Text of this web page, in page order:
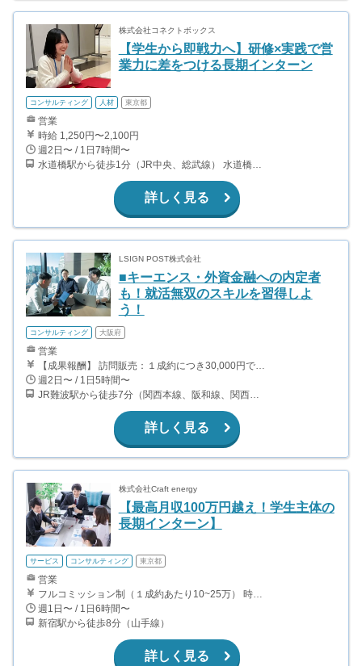
株式会社コネクトボックス
【学生から即戦力へ】研修×実践で営
業力に差をつける長期インターン
コンサルティング 人材 東京都
営業
時給 1,250円〜2,100円
週2日〜 / 1日7時間〜
水道橋駅から徒歩1分（JR中央、総武線） 水道橋駅から徒歩6分（都営三田線）
詳しく見る
LSIGN POST株式会社
■キーエンス・外資金融への内定者
も！就活無双のスキルを習得しよ
う！
コンサルティング 大阪府
営業
【成果報酬】 訪問販売：１成約につき30,000円です。 例えば、光インターネットの成約であれば、平均的に2.5日で1件の契約が見込めます。（12,000円/1日6時間稼働） ＜月収例＞月に100万以上稼ぐ方もいます！ ・月5件成約：150,000円 ・月15件成約：450,000円 ・月30成約：900,000円➕マネジメントインセンティブ300,000円 合計1,200,000円 時給換算で2,000円程度が、平均的なインターン生の報酬となっています。
週2日〜 / 1日5時間〜
JR難波駅から徒歩7分（関西本線、阪和線、関西空港線） 大阪難波駅から徒歩13分（近鉄奈良線、阪神なんば線） 桜川駅から徒歩4分（大阪メトロ千日前線、阪神なんば線）
詳しく見る
株式会社Craft energy
【最高月収100万円越え！学生主体の
長期インターン】
サービス コンサルティング 東京都
営業
フルコミッション制（１成約あたり10~25万） 時給換算で（2000円〜2500円）程度が目安となります。 月100万を稼ぐ学生多数在籍しています。 ■収入例 〇入社1か月目（早稲田大学2年生） 役職：アポインター 月間1契約×10万円＝10万円 ＋交通費 〇入社3か月目（明治大学2年生） 役職：アポインター 月間2契約×13万円＝26万円 ＋交通費 〇入社6か月目（慶應義塾大学3年生） 役職：アポインター 月間5契約×15万円＝75万円 ＋交通費 〇入社15か月目（東京大学3年生） 役職：クローザー 月間3契約×25万=75万円 ＋交通費 交通費支給あり
週1日〜 / 1日6時間〜
新宿駅から徒歩8分（山手線）
詳しく見る